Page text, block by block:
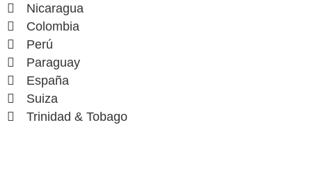
Nicaragua
Colombia
Perú
Paraguay
España
Suiza
Trinidad & Tobago